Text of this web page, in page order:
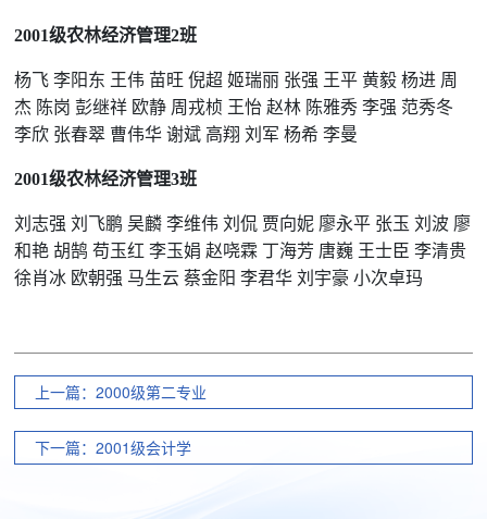
2001级农林经济管理2班
杨飞 李阳东 王伟 苗旺 倪超 姬瑞丽 张强 王平 黄毅 杨进 周
杰 陈岗 彭继祥 欧静 周戎桢 王怡 赵林 陈雅秀 李强 范秀冬
李欣 张春翠 曹伟华 谢斌 高翔 刘军 杨希 李曼
2001级农林经济管理3班
刘志强 刘飞鹏 吴麟 李维伟 刘侃 贾向妮 廖永平 张玉 刘波 廖
和艳 胡鹄 苟玉红 李玉娟 赵哓霖 丁海芳 唐巍 王士臣 李清贵
徐肖冰 欧朝强 马生云 蔡金阳 李君华 刘宇豪 小次卓玛
上一篇：2000级第二专业
下一篇：2001级会计学